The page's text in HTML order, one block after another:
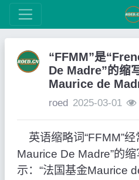
“FFMM”是
De Madre”的缩
Maurice de
roed 2025-03-01
英语缩略词“FFMM”经
Maurice De Madre”的
示：“法国基金Maurice